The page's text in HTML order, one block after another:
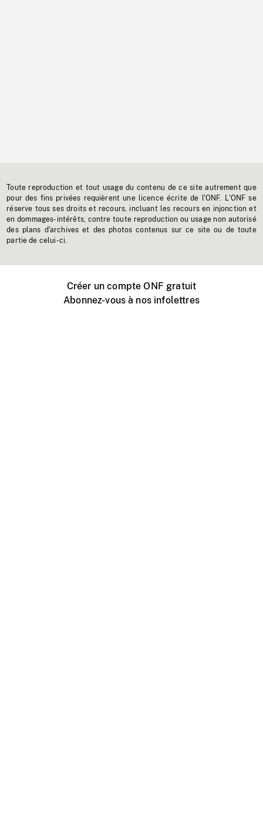
Toute reproduction et tout usage du contenu de ce site autrement que
pour des fins privées requièrent une licence écrite de l'ONF. L'ONF se
réserve tous ses droits et recours, incluant les recours en injonction et
en dommages-intérêts, contre toute reproduction ou usage non autorisé
des plans d'archives et des photos contenus sur ce site ou de toute
partie de celui-ci.
Créer un compte ONF gratuit
Abonnez-vous à nos infolettres